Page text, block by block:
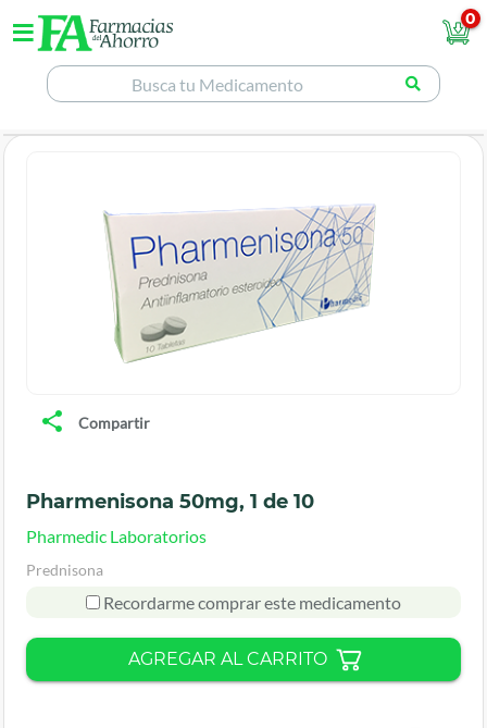
0
Compartir
Pharmenisona 50mg, 1 de 10
Pharmedic Laboratorios
Prednisona
Recordarme comprar este medicamento
AGREGAR AL CARRITO